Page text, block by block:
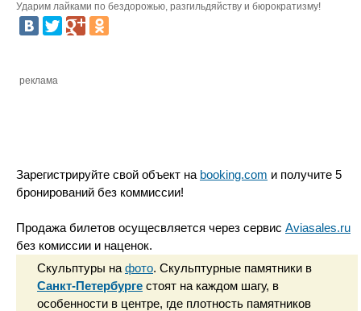
Ударим лайками по бездорожью, разгильдяйству и бюрократизму!
реклама
Зарегистрируйте свой объект на booking.com и получите 5
бронирований без коммиссии!
Продажа билетов осущесвляется через сервис Aviasales.ru
без комиссии и наценок.
Скульптуры на фото. Скульптурные памятники в
Санкт-Петербурге стоят на каждом шагу, в
особенности в центре, где плотность памятников